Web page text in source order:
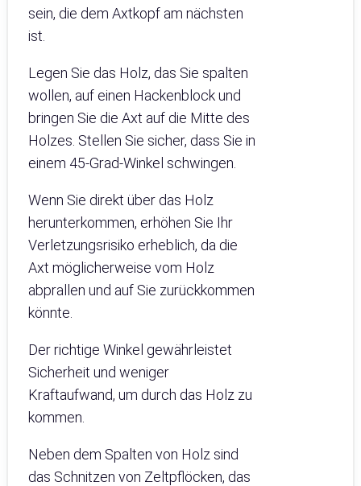
sein, die dem Axtkopf am nächsten
ist.
Legen Sie das Holz, das Sie spalten
wollen, auf einen Hackenblock und
bringen Sie die Axt auf die Mitte des
Holzes. Stellen Sie sicher, dass Sie in
einem 45-Grad-Winkel schwingen.
Wenn Sie direkt über das Holz
herunterkommen, erhöhen Sie Ihr
Verletzungsrisiko erheblich, da die
Axt möglicherweise vom Holz
abprallen und auf Sie zurückkommen
könnte.
Der richtige Winkel gewährleistet
Sicherheit und weniger
Kraftaufwand, um durch das Holz zu
kommen.
Neben dem Spalten von Holz sind
das Schnitzen von Zeltpflöcken, das